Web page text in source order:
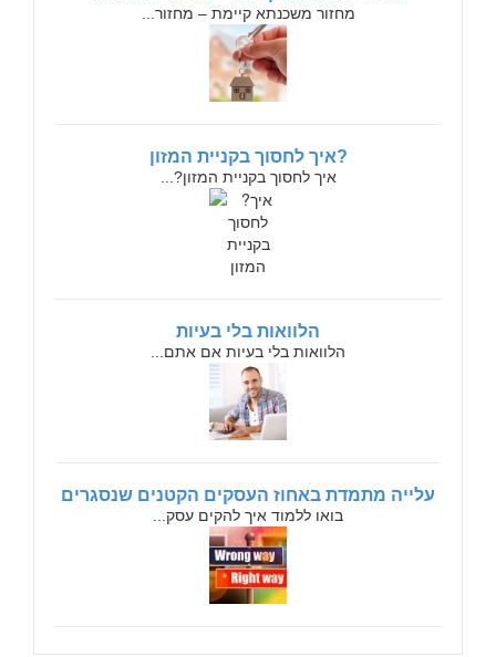
מחזור משכנתא קיימת – מחזור...
?איך לחסוך בקניית המזון
איך לחסוך בקניית המזון?...
הלוואות בלי בעיות
הלוואות בלי בעיות אם אתם...
עלייה מתמדת באחוז העסקים הקטנים שנסגרים
בואו ללמוד איך להקים עסק...